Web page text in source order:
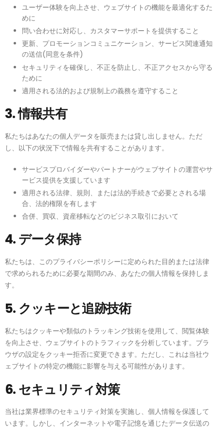
ユーザー体験を向上させ、ウェブサイトの機能を最適化するた
めに
問い合わせに対応し、カスタマーサポートを提供すること
更新、プロモーションコミュニケーション、サービス関連通知
の送信(同意を条件)
セキュリティを確保し、不正を防止し、不正アクセスから守る
ために
適用される法的および規制上の義務を遵守すること
3. 情報共有
私たちはあなたの個人データを販売または貸し出しません。ただ
し、以下の状況下で情報を共有することがあります。
サービスプロバイダーやパートナーがウェブサイトの運営やサ
ービス提供を支援しています
適用される法律、規則、または法的手続きで必要とされる場
合、法的権限を有します
合併、買収、資産移転などのビジネス取引において
4. データ保持
私たちは、このプライバシーポリシーに定められた目的または法律
で求められるために必要な期間のみ、あなたの個人情報を保持しま
す。
5. クッキーと追跡技術
私たちはクッキーや類似のトラッキング技術を使用して、閲覧体験
を向上させ、ウェブサイトのトラフィックを分析しています。ブラ
ウザの設定をクッキー拒否に変更できます。ただし、これは当社ウ
ェブサイトの特定の機能に影響を与える可能性があります。
6. セキュリティ対策
当社は業界標準のセキュリティ対策を実施し、個人情報を保護して
います。しかし、インターネットや電子記憶を通じたデータ伝送の